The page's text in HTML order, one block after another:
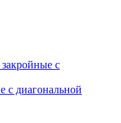
диагональной